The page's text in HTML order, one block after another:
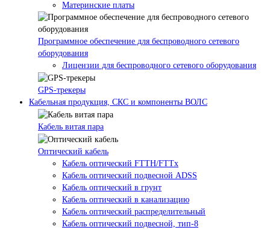
Материнские платы
Программное обеспечение для беспроводного сетевого
оборудования
Лицензии для беспроводного сетевого оборудования
GPS-трекеры
Кабельная продукция, СКС и компоненты ВОЛС
Кабель витая пара
Оптический кабель
Кабель оптический FTTH/FTTx
Кабель оптический подвесной ADSS
Кабель оптический в грунт
Кабель оптический в канализацию
Кабель оптический распределительный
Кабель оптический подвесной, тип-8